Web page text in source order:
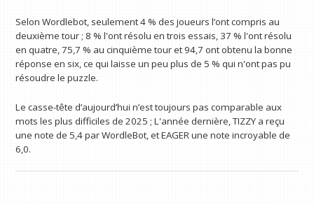
Selon Wordlebot, seulement 4 % des joueurs l’ont compris au
deuxième tour ; 8 % l'ont résolu en trois essais, 37 % l'ont résolu
en quatre, 75,7 % au cinquième tour et 94,7 ont obtenu la bonne
réponse en six, ce qui laisse un peu plus de 5 % qui n'ont pas pu
résoudre le puzzle.
Le casse-tête d’aujourd’hui n’est toujours pas comparable aux
mots les plus difficiles de 2025 ; L'année dernière, TIZZY a reçu
une note de 5,4 par WordleBot, et EAGER une note incroyable de
6,0.